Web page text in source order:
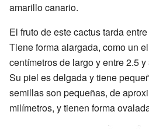
amarillo canario.
El fruto de este cactus tarda
Tiene forma alargada, como un
centímetros de largo y entre 2.5
Su piel es delgada y tiene
semillas son pequeñas, de
milímetros, y tienen forma